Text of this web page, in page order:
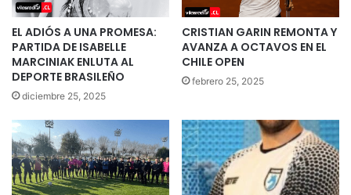
EL ADIÓS A UNA PROMESA:
PARTIDA DE ISABELLE
MARCINIAK ENLUTA AL
DEPORTE BRASILEÑO
diciembre 25, 2025
CRISTIAN GARIN REMONTA Y
AVANZA A OCTAVOS EN EL
CHILE OPEN
febrero 25, 2025